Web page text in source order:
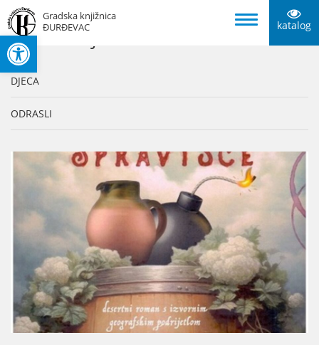
Open toolbar
Gradska knjižnica
ĐURĐEVAC
katalog
KATEGORIJE
DJECA
ODRASLI